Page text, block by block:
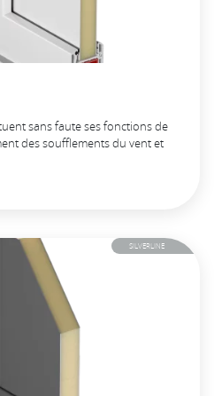
sans faute ses fonctions de
des soufflements du vent et
SILVERLINE